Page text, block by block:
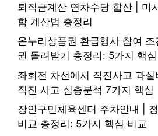
퇴직금계산 연차수당 합산 | 미
함 계산법 총정리
온누리상품권 환급행사 참여
권 돌려받기 총정리: 5가지 핵심
좌회전 차선에서 직진사고 과
직진 사고 심층분석 7가지 핵심
장안구민체육센터 주차안내 |
비교 총정리: 5가지 핵심 비교